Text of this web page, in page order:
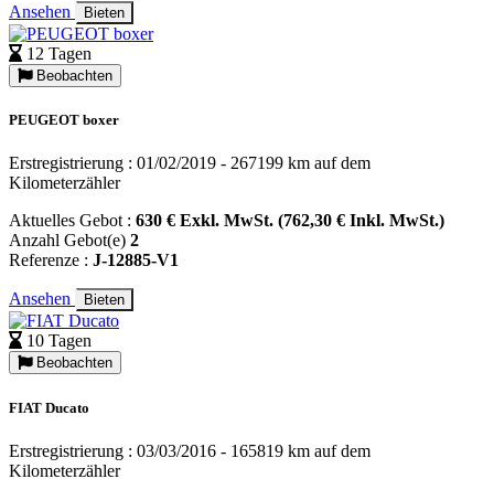
Ansehen Bieten
12 Tagen
Beobachten
PEUGEOT boxer
Erstregistrierung : 01/02/2019 - 267199 km auf dem
Kilometerzähler
Aktuelles Gebot : 630 € Exkl. MwSt. (762,30 € Inkl. MwSt.)
Anzahl Gebot(e) 2
Referenze : J-12885-V1
Ansehen Bieten
10 Tagen
Beobachten
FIAT Ducato
Erstregistrierung : 03/03/2016 - 165819 km auf dem
Kilometerzähler